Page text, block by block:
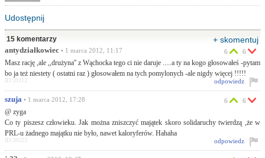
Udostępnij
15 komentarzy + skomentuj
antydziałkowiec • 1 marca 2012, 11:17
Masz rację ,ale ,,drużyna'' z Wąchocka tego ci nie daruje .....a ty na kogo głosowałeś -pytam
bo ja też niestety ( ostatni raz ) głosowałem na tych pomylonych -ale nigdy więcej !!!!!
6 6
odpowiedz
ID:39212
szuja • 1 marca 2012, 17:28
@ zyga
Co ty piszesz człowieku. Jak można zniszczyć majątek skoro solidaruchy twierdzą ,że w
PRL-u żadnego majątku nie było, nawet kaloryferów. Hahaha
6 6
odpowiedz
ID:39223